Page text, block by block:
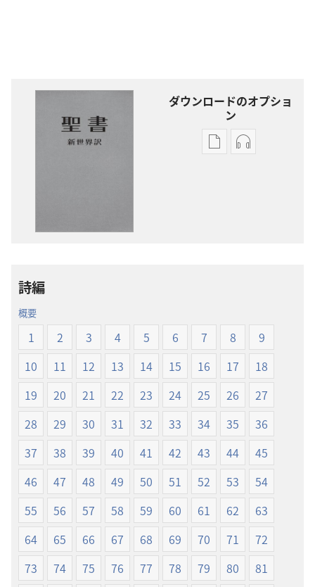
ダウンロードのオプショ
ン
出
プ
ショ
新
界
書
（2019
年
改
版）
オー
プ
ショ
新
界
書
（2019
年
改
版）
詩編
概要
1 2 3 4 5 6 7 8
9
10
11 12 13 14 15 16 17
18
19
20 21 22 23 24 25 26
27
28
29 30 31 32 33 34 35
36
37
38 39 40 41 42 43 44
45
46
47 48 49 50 51 52 53
54
55
56 57 58 59 60 61 62
63
64
65 66 67 68 69 70 71
72
73
74 75 76 77 78 79 80
81